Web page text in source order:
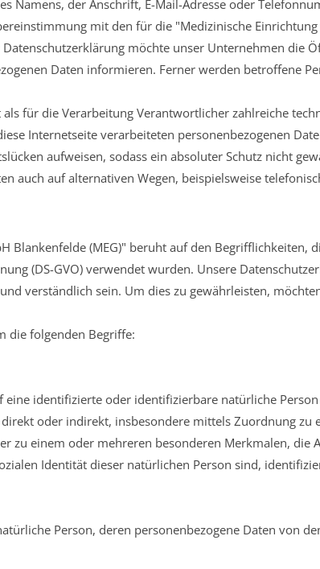
Namens, der Anschrift, E-Mail-Adresse oder
mit den für die "Medizinische Einrichtung
möchte unser Unternehmen die
Daten informieren. Ferner werden betroffene
für die Verarbeitung Verantwortlicher zahlreiche
Internetseite verarbeiteten personenbezogenen
aufweisen, sodass ein absoluter Schutz nicht
auch auf alternativen Wegen, beispielsweise
Blankenfelde (MEG)" beruht auf den Begrifflichkeiten,
(DS-GVO) verwendet wurden. Unsere
verständlich sein. Um dies zu gewährleisten,
die folgenden Begriffe:
identifizierte oder identifizierbare natürliche
oder indirekt, insbesondere mittels Zuordnung zu
zu einem oder mehreren besonderen Merkmalen, die
Identität dieser natürlichen Person sind,
Person, deren personenbezogene Daten von